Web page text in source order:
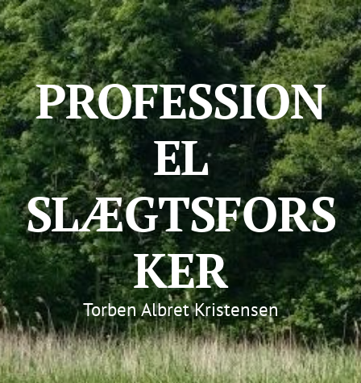
PROFESSION
EL
SLÆGTSFORS
KER
Torben Albret Kristensen